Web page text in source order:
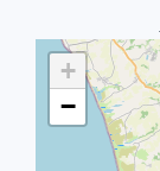
+
−